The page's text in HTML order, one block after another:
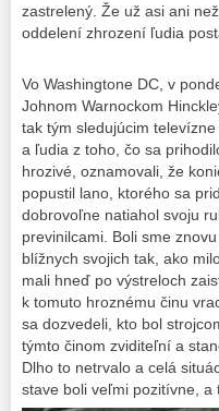
zastrelený. Že už asi ani
oddelení zhrození ľudia
Vo Washingtone DC, v
Johnom Warnockom
tak tým sledujúcim
a ľudia z toho, čo sa
hrozivé, oznamovali, že
popustil lano, ktorého sa
dobrovoľne natiahol svoju
previnilcami. Boli sme
blížnych svojich tak, ako
mali hneď po výstreloch
k tomuto hroznému činu
sa dozvedeli, kto bol
týmto činom zviditeľní a
Dlho to netrvalo a celá
stave boli veľmi pozitívne,